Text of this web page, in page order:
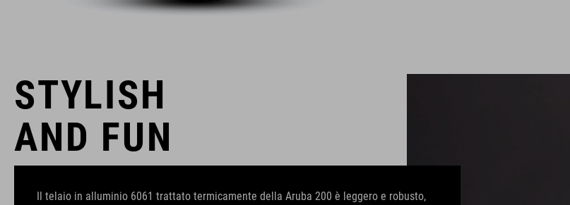
STYLISH
AND FUN
Il telaio in alluminio 6061 trattato termicamente della Aruba 200 è leggero e robusto,